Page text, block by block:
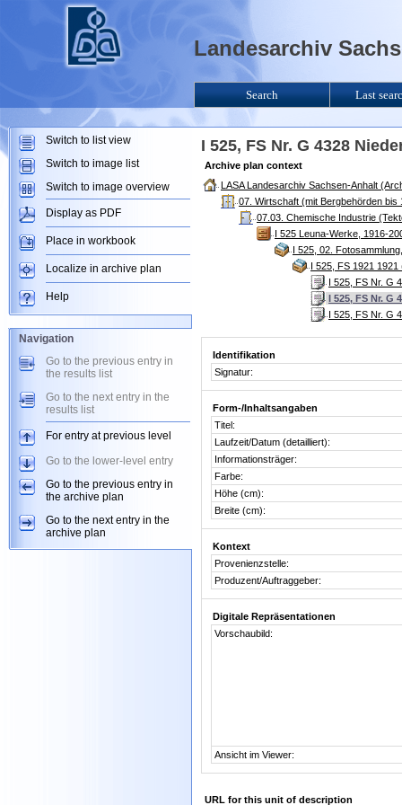
I 525, FS Nr. G 4328
Archive plan context
LASA Landesarchiv Sachsen-Anhalt
07. Wirtschaft (mit Bergbehörden
07.03. Chemische Industrie
I 525 Leuna-Werke, 1916-
I 525, 02.
I 525, FS 1921
I 525, FS Nr. G
I 525, FS Nr. G
I 525, FS Nr. G
Identifikation
Signatur:
Form-/Inhaltsangaben
Titel:
Laufzeit/Datum (detailliert):
Informationsträger:
Farbe:
Höhe (cm):
Breite (cm):
Kontext
Provenienzstelle:
Produzent/Auftraggeber:
Digitale Repräsentationen
Vorschaubild:
Ansicht im Viewer:
URL for this unit of description
Landesarchiv
Search Last
Switch to list view
Switch to image list
Switch to image overview
Display as PDF
Place in workbook
Localize in archive plan
Help
Navigation
Go to the previous entry in
the results list
Go to the next entry in the
results list
For entry at previous level
Go to the lower-level entry
Go to the previous entry in
the archive plan
Go to the next entry in the
archive plan